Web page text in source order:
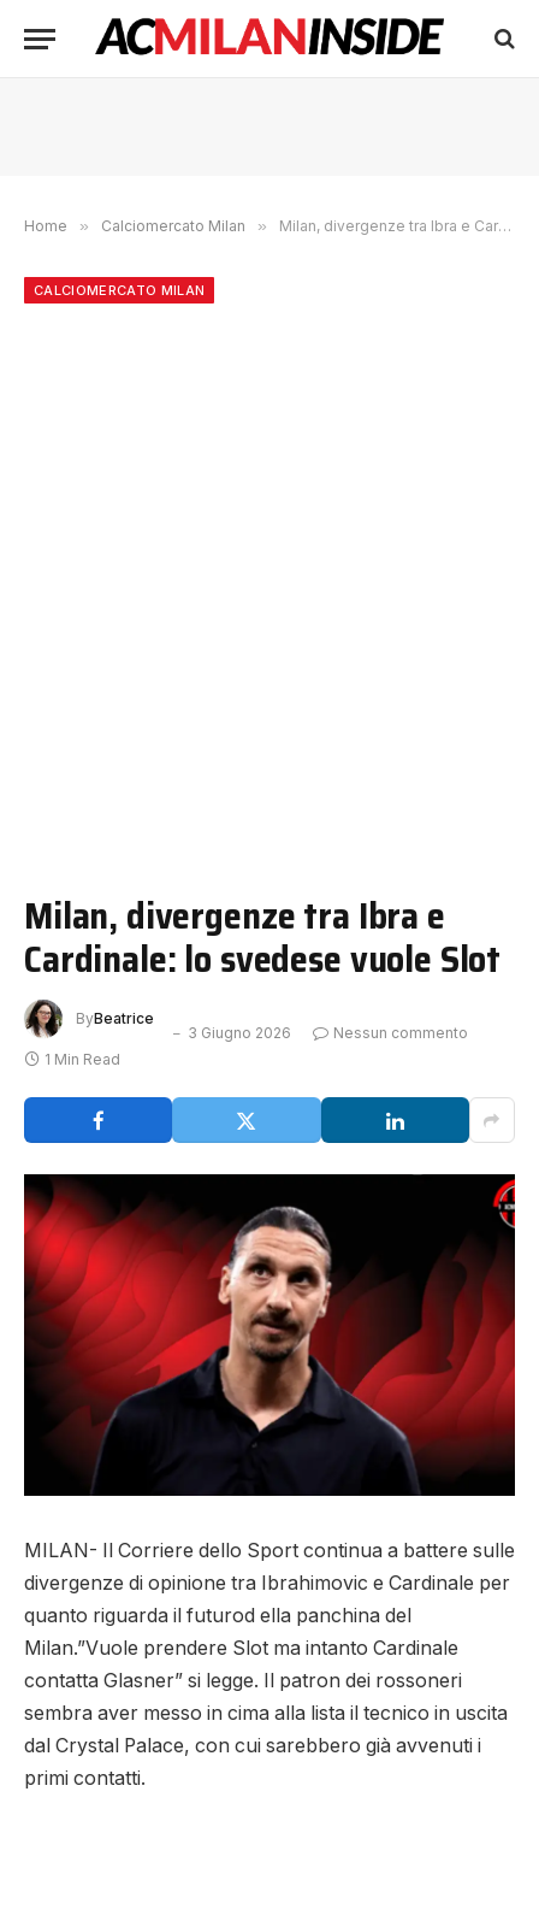
Home » Calciomercato Milan » Milan, divergenze tra Ibra e Cardinale: lo svedese vuole Slot
CALCIOMERCATO MILAN
Milan, divergenze tra Ibra e
Cardinale: lo svedese vuole Slot
ByBeatrice
3 Giugno 2026
Nessun commento
1 Min Read
MILAN- Il Corriere dello Sport continua a battere sulle
divergenze di opinione tra Ibrahimovic e Cardinale per
quanto riguarda il futurod ella panchina del
Milan.”Vuole prendere Slot ma intanto Cardinale
contatta Glasner” si legge. Il patron dei rossoneri
sembra aver messo in cima alla lista il tecnico in uscita
dal Crystal Palace, con cui sarebbero già avvenuti i
primi contatti.